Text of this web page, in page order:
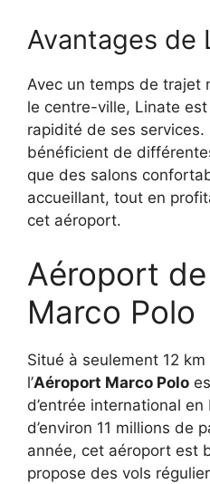
Avantages de
Avec un temps de trajet
le centre-ville, Linate
rapidité de ses services.
bénéficient de
que des salons
accueillant, tout en
cet aéroport.
Aéroport
Marco Polo
Situé à seulement 12
l’Aéroport Marco Polo
d’entrée international
d’environ 11 millions de
année, cet aéroport est
propose des vols